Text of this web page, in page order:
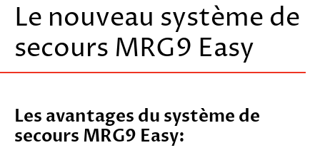
Le nouveau système de
secours MRG9 Easy
Les avantages du système de
secours MRG9 Easy: